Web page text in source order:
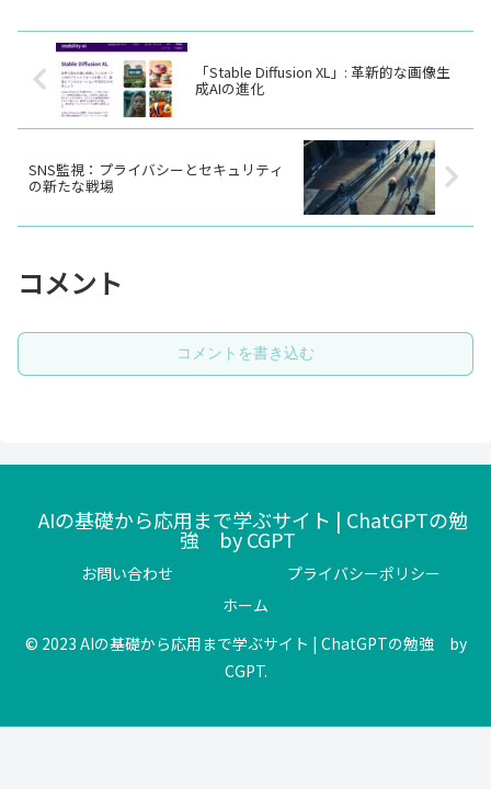
「Stable Diffusion XL」: 革新的な画像生
成AIの進化
SNS監視：プライバシーとセキュリティ
の新たな戦場
コメント
コメントを書き込む
AIの基礎から応用まで学ぶサイト | ChatGPTの勉
強 by CGPT
お問い合わせ
プライバシーポリシー
ホーム
© 2023 AIの基礎から応用まで学ぶサイト | ChatGPTの勉強 by
CGPT.